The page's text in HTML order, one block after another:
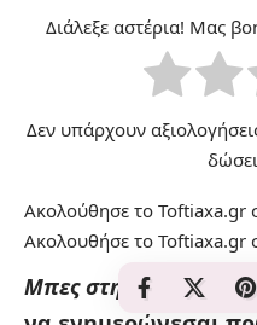
Διάλεξε αστέρια! Μας
Δεν υπάρχουν
Ακολούθησε το Toftiaxa.gr
Ακολουθήσε το Toftiaxa.gr
Μπες στην κοινότητα!